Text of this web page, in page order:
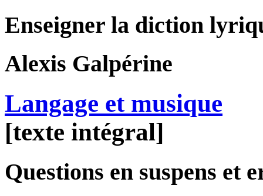
Enseigner la diction
Alexis Galpérine
Langage et musique
[texte intégral]
Questions en suspens et